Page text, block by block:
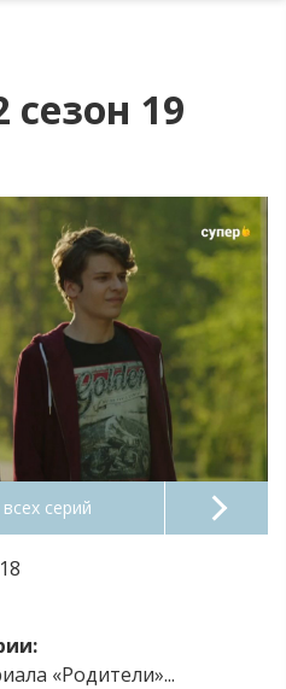
19
серий
«Родители»...